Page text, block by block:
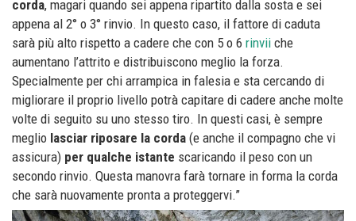
corda, magari quando sei appena ripartito dalla sosta e sei
appena al 2° o 3° rinvio. In questo caso, il fattore di caduta
sarà più alto rispetto a cadere che con 5 o 6 rinvii che
aumentano l’attrito e distribuiscono meglio la forza.
Specialmente per chi arrampica in falesia e sta cercando di
migliorare il proprio livello potrà capitare di cadere anche molte
volte di seguito su uno stesso tiro. In questi casi, è sempre
meglio lasciar riposare la corda (e anche il compagno che vi
assicura) per qualche istante scaricando il peso con un
secondo rinvio. Questa manovra farà tornare in forma la corda
che sarà nuovamente pronta a proteggervi.”